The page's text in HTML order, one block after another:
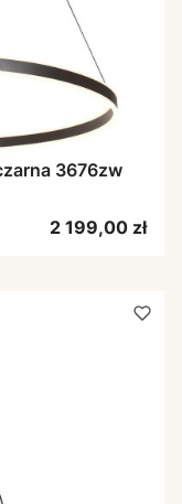
3676zw
Cena
2 199,00 zł